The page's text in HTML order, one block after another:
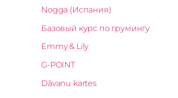
Nogga (Испания)
Базовый курс по грумингу
Emmy & Lily
G-POINT
Dāvanu kartes